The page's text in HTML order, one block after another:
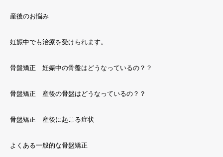
産後のお悩み
妊娠中でも治療を受けられます。
骨盤矯正 妊娠中の骨盤はどうなっているの？？
骨盤矯正 産後の骨盤はどうなっているの？？
骨盤矯正 産後に起こる症状
よくある一般的な骨盤矯正